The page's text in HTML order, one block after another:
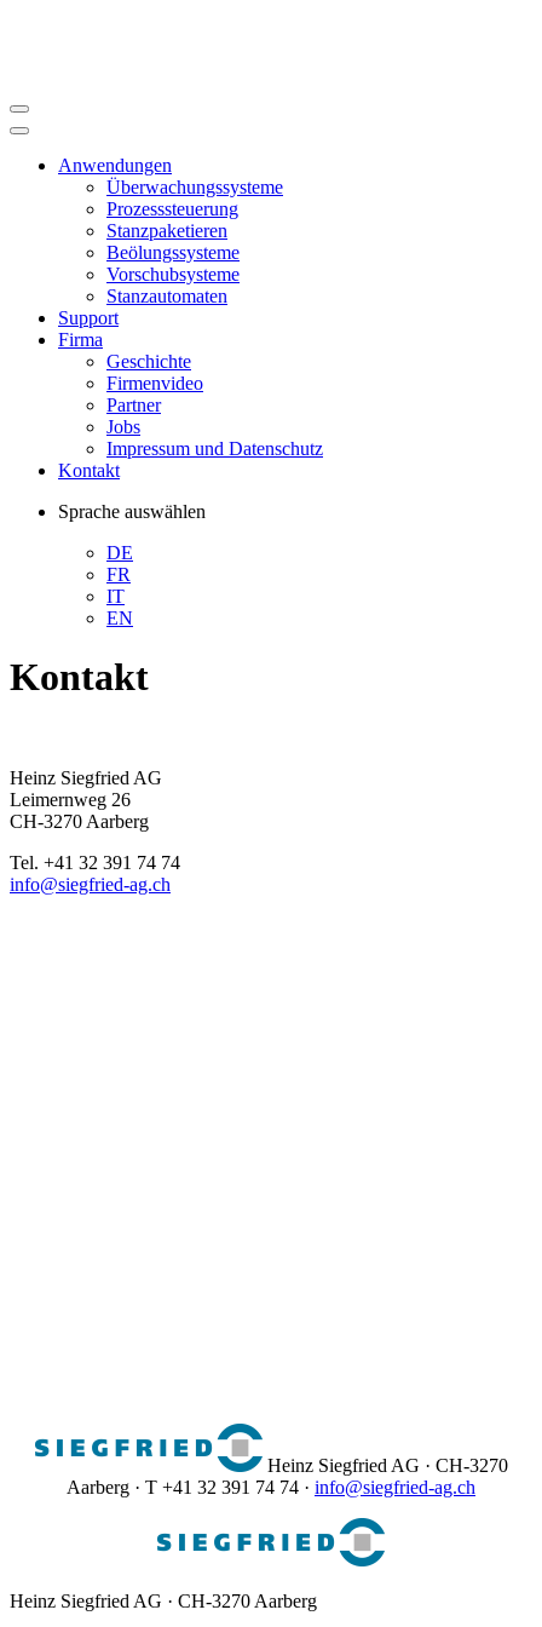
Anwendungen
Überwachungssysteme
Prozesssteuerung
Stanzpaketieren
Beölungssysteme
Vorschubsysteme
Stanzautomaten
Support
Firma
Geschichte
Firmenvideo
Partner
Jobs
Impressum und Datenschutz
Kontakt
Sprache auswählen
DE
FR
IT
EN
Kontakt
Heinz Siegfried AG
Leimernweg 26
CH-3270 Aarberg
Tel. +41 32 391 74 74
info@siegfried-ag.ch
Heinz Siegfried AG · CH-3270
Aarberg · T +41 32 391 74 74 · info@siegfried-ag.ch
Heinz Siegfried AG · CH-3270 Aarberg